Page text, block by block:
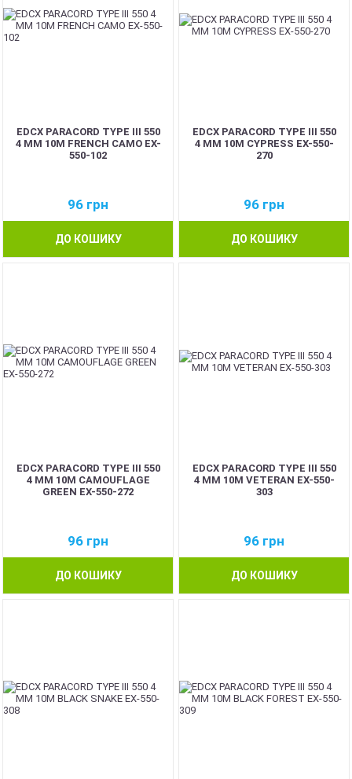
EDCX PARACORD TYPE III 550
4 ММ 10М FRENCH CAMO EX-
550-102
96 грн
ДО КОШИКУ
EDCX PARACORD TYPE III 550
4 ММ 10М CYPRESS EX-550-
270
96 грн
ДО КОШИКУ
EDCX PARACORD TYPE III 550
4 ММ 10М CAMOUFLAGE
GREEN EX-550-272
96 грн
ДО КОШИКУ
EDCX PARACORD TYPE III 550
4 ММ 10М VETERAN EX-550-
303
96 грн
ДО КОШИКУ